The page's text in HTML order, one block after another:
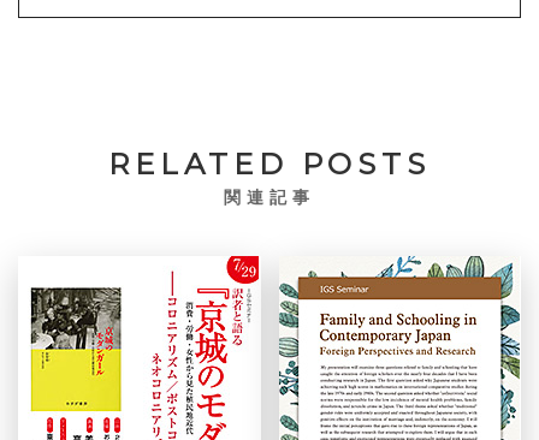
RELATED POSTS
関連記事